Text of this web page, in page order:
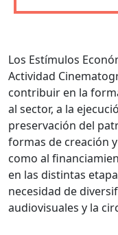
Los Estímulos
Actividad
contribuir en la
al sector, a la
preservación del
formas de creación
como al
en las distintas
necesidad de
audiovisuales y la